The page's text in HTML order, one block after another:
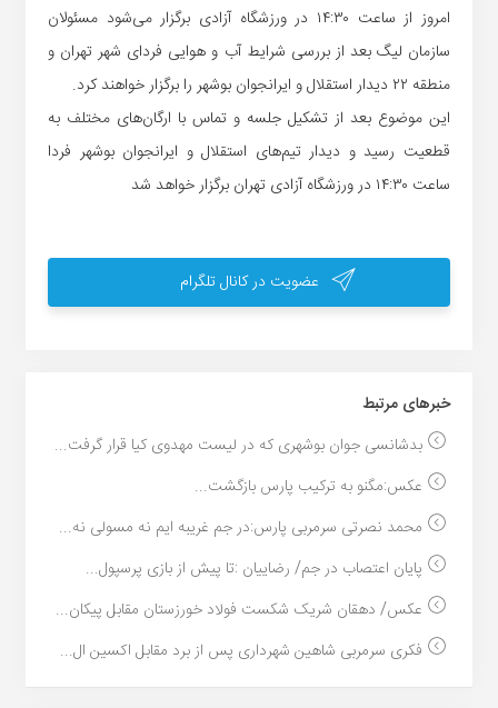
امروز از ساعت ۱۴:۳۰ در ورزشگاه آزادی برگزار می‌شود مسئولان
سازمان لیگ بعد از بررسی شرایط آب و هوایی فردای شهر تهران و
منطقه ۲۲ دیدار استقلال و ایرانجوان بوشهر را برگزار خواهند کرد.
این موضوع بعد از تشکیل جلسه و تماس با ارگان‌های مختلف به
قطعیت رسید و دیدار تیم‌های استقلال و ایرانجوان بوشهر فردا
ساعت ۱۴:۳۰ در ورزشگاه آزادی تهران برگزار خواهد شد
عضویت در کانال تلگرام
خبر‌های مرتبط
بدشانسی جوان بوشهری که در لیست مهدوی کیا قرار گرفت...
عکس:مگنو به ترکیب پارس بازگشت...
محمد نصرتی سرمربی پارس:در جم غریبه ایم نه مسولی نه...
پایان اعتصاب در جم/ رضاییان :تا پیش از بازی پرسپول...
عکس/ دهقان شریک شکست فولاد خورزستان مقابل پیکان...
فکری سرمربی شاهین شهرداری پس از برد مقابل اکسین ال...